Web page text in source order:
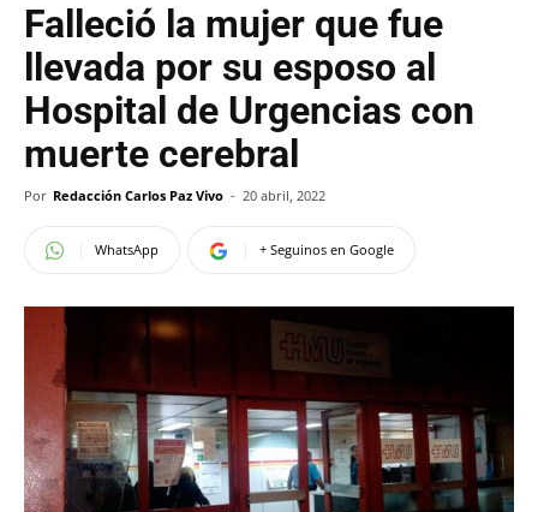
Falleció la mujer que fue
llevada por su esposo al
Hospital de Urgencias con
muerte cerebral
Por Redacción Carlos Paz Vivo - 20 abril, 2022
WhatsApp + Seguinos en Google